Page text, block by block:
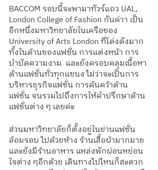
BACCOM รอบนี้จะพามาทัวร์แถว UAL,
London College of Fashion กันค่าา เป็น
อีกหนึ่งมหาวิทยาลัยในเครือของ
University of Arts London ที่โด่งดังมาก
ทั้งในด้านของแฟชั่น การแต่งหน้า การ
บำบัดความงาม  และยังครอบคลุมเนื้อหา
ด้านแฟชั่นทั่วทุกแขนง ไม่ว่าจะเป็นการ
บริหารธุรกิจแฟชั่น การค้นคว้าด้าน
แฟชั่น จนรวมไปถึงการให้คำปรึกษาด้าน
แฟชั่นต่าง ๆ เลยค่ะ
ส่วนมหาวิทยาลัยก็ตั้งอยู่ในย่านแฟชั่น
ล้อมรอบ ไปด้วยห้าง ร้านเสื้อผ้ามากมาย
และยังมีร้านอาหาร แหล่งพักผ่อนหย่อน
ใจต่าง ๆอีกด้วย เดินทางไปไหนก็สะดวก